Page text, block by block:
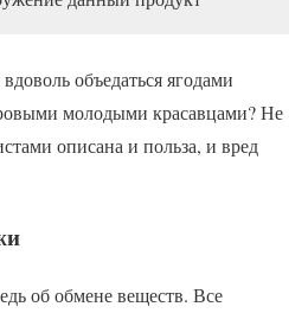
объедаться ягодами
молодыми красавцами? Не
описана и польза, и вред
об обмене веществ. Все